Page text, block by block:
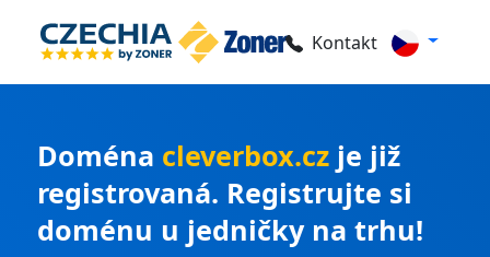
Kontakt
Doména cleverbox.cz je již
registrovaná. Registrujte si
doménu u jedničky na trhu!